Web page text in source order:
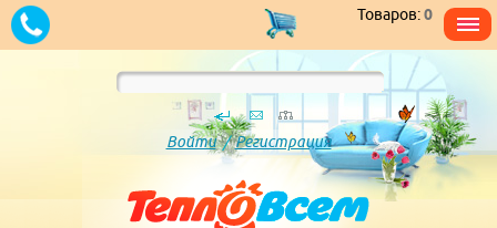
Товаров:0
Войти/Регистрация